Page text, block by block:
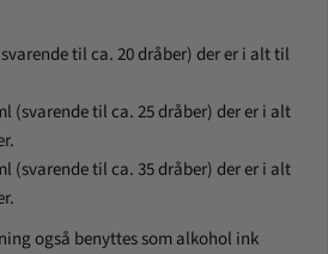
til ca. 20 dråber) der er i alt til
(svarende til ca. 25 dråber) der er i alt
(svarende til ca. 35 dråber) der er i alt
også benyttes som alkohol ink